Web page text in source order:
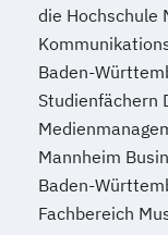
die Hochschule
Baden-
Studienfächern
Mannheim
Baden-
Fachbereich